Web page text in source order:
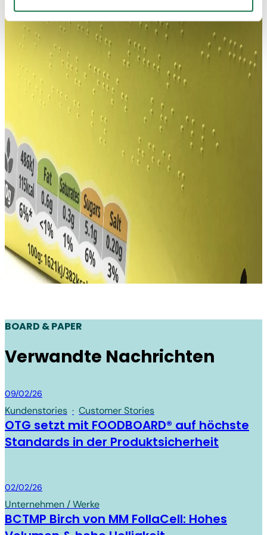
zusammen mit "Auswahl bestätigen“ auswählen, findet
die oben beschriebene Übermittlung nicht statt.
BOARD & PAPER
Verwandte Nachrichten
Board & Paper
09/02/26
Kundenstories · Customer Stories
OTG setzt mit FOODBOARD® auf höchste
Standards in der Produktsicherheit
Board & Paper
02/02/26
Unternehmen / Werke
BCTMP Birch von MM FollaCell: Hohes